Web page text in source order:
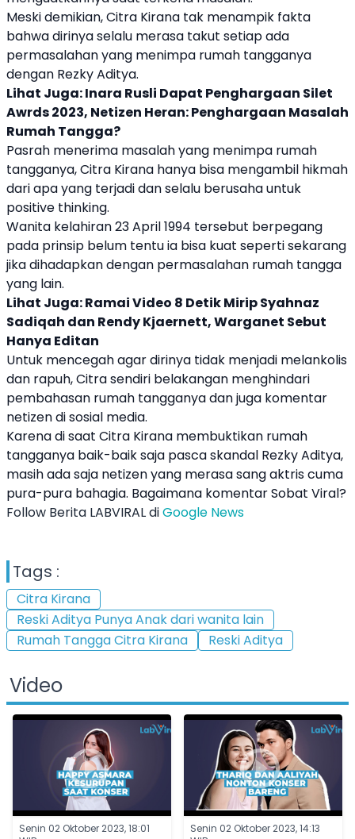
Meski demikian,Citra Kirana tak menampik fakta
bahwa dirinya selalu merasa takut setiap ada
permasalahan yang menimpa rumah tangganya
dengan Rezky Aditya.
Lihat Juga:Inara Rusli Dapat Penghargaan Silet
Awrds 2023, Netizen Heran: Penghargaan Masalah
Rumah Tangga?
Pasrah menerima masalah yang menimpa rumah
tangganya,Citra Kirana hanya bisa mengambil hikmah
dari apa yang terjadi dan selalu berusaha untuk
positive thinking.
Wanita kelahiran 23 April 1994 tersebut berpegang
pada prinsip belum tentu ia bisa kuat seperti sekarang
jika dihadapkan dengan permasalahan rumah tangga
yang lain.
Lihat Juga:Ramai Video 8 Detik Mirip Syahnaz
Sadiqah dan Rendy Kjaernett, Warganet Sebut
Hanya Editan
Untuk mencegah agar dirinya tidak menjadi melankolis
dan rapuh, Citra sendiri belakangan menghindari
pembahasan rumah tangganya dan juga komentar
netizen di sosial media.
Karena di saat Citra Kirana membuktikan rumah
tangganya baik-baik saja pasca skandal Rezky Aditya,
masih ada saja netizen yang merasa sang aktris cuma
pura-pura bahagia. Bagaimana komentar Sobat Viral?
Follow Berita LABVIRAL diGoogle News
Tags :
Citra Kirana
Reski Aditya Punya Anak dari wanita lain
Rumah Tangga Citra Kirana
Reski Aditya
Video
Senin 02 Oktober 2023, 18:01
Senin 02 Oktober 2023, 14:13